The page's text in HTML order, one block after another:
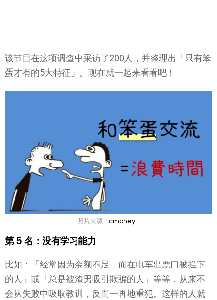
该节目在这项调查中采访了200人，并整理出「只有笨
蛋才有的5大特征」。现在就一起来看看吧！
照片来源： cmoney
第 5 名：没有学习能力
比如：「经常因为余额不足，而在电车出票口被拦下
的人」或「总是被渣男吸引欺骗的人」等等，从来不
会从失败中吸取教训，反而一再地重犯。这样的人就